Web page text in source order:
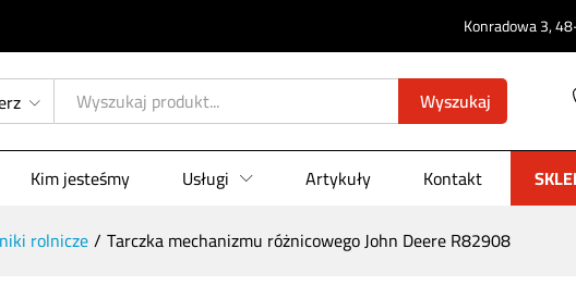
Konradowa 3,
Wyszukaj
Kim jesteśmy Usługi Artykuły Kontakt
rolnicze/ Tarczka mechanizmu różnicowego John Deere R82908
John Deere R82908
Opinie (0)